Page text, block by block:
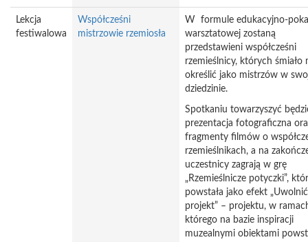
Lekcja
festiwalowa
Współcześni
mistrzowie rzemiosła
W formule edukacyjno-
warsztatowej zostaną
przedstawieni współcześni
rzemieślnicy, których śmiało
określić jako mistrzów w
dziedzinie.
Spotkaniu towarzyszyć
prezentacja fotograficzna
fragmenty filmów o
rzemieślnikach, a na
uczestnicy zagrają w grę
„Rzemieślnicze potyczki”,
powstała jako efekt „Uwolnić
projekt” – projektu, w
którego na bazie inspiracji
muzealnymi obiektami